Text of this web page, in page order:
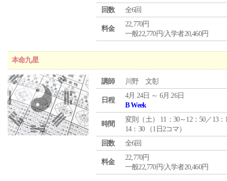
回数
全6回
料金
22,770円
一般22,770円/入学者20,460円
本命九星
講師 川野 文彰
日程
4月 24日 ～ 6月 26日
B Week
時間
変則（土） 11：30～12：50／13：
14：30 （1日2コマ）
回数
全6回
料金
22,770円
一般22,770円/入学者20,460円